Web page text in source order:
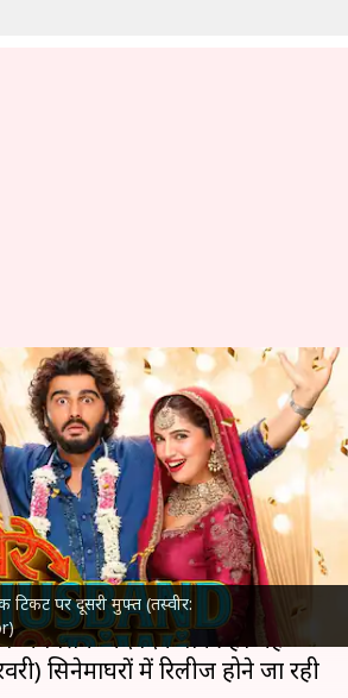
टिकट पर दूसरी मुफ्त (तस्वीर:
बीवी' की एक टिकट
कब उठा पाएंगे
11:30 am
में बनी फिल्म 'मेरे हस्बैंड की
अब सिर्फ चंद दिन बाकी हैं। यह
सिनेमाघरों में रिलीज होने जा रही